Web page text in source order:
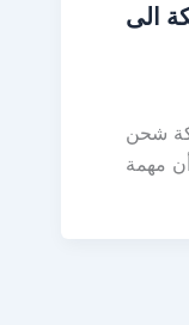
الى
شحن
مهمة